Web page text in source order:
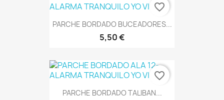
PARCHE BORDADO BUCEADORES...
5,50 €
favorite_border
PARCHE BORDADO TALIBAN...
favorite_border